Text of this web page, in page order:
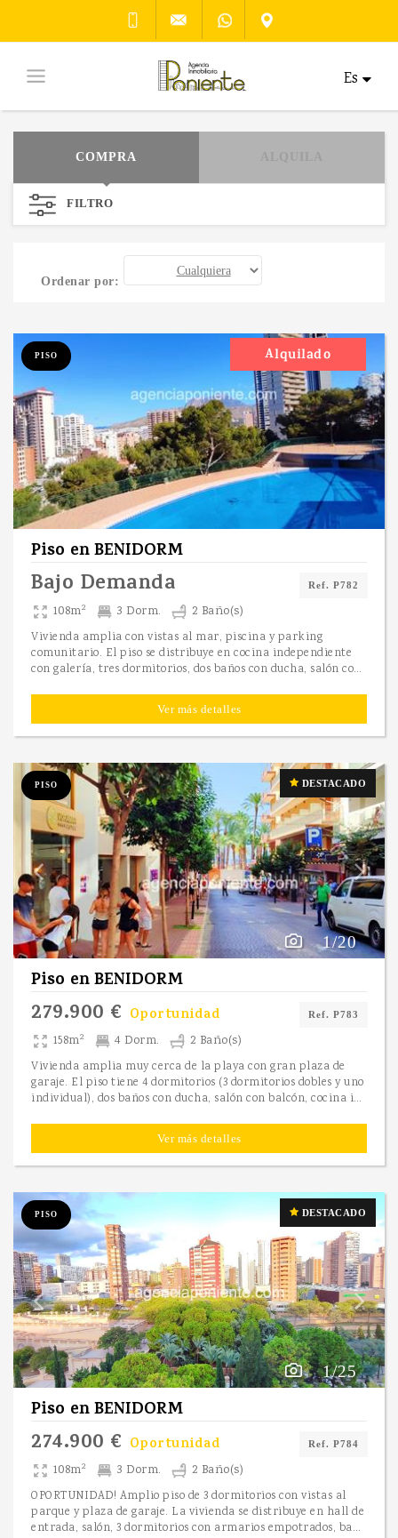
Es
COMPRA
FILTRO
Ordenar por:
PISO Alquilado
Ref. P782
Piso enBENIDORM
Bajo Demanda
108m2 3 Dorm. 2 Baño(s)
Vivienda amplia con vistas al mar, piscina y parking
comunitario. El piso se distribuye en cocina independiente
con galería, tres dormitorios, dos baños con ducha, salón con vistas al mar, parking comunitario y piscina. La vivienda es perfecta para vivir en Benidorm, cerca de supermercados, tiendas... y de todos los servicios. Contacte para visitarla.
Ver más detalles
PISO DESTACADO
1/20
Ref. P783
Piso enBENIDORM
279.900 € Oportunidad
158m2 4 Dorm. 2 Baño(s)
Vivienda amplia muy cerca de la playa con gran plaza de
garaje. El piso tiene 4 dormitorios (3 dormitorios dobles y uno
individual), dos baños con ducha, salón con balcón, cocina independiente (con posibilidad de hacer la cocina abierta junto al salón), balcón y plaza de garaje muy grande y fácil de aparcar ubicada en el mismo edificio, por lo que es muy cómoda. La vivienda está en una excelente ubicación, muy cerca de la playa, de supermercados, tiendas.. . Contacte para visitarlo.
Ver más detalles
PISO DESTACADO
1/25
Ref. P784
Piso enBENIDORM
274.900 € Oportunidad
108m2 3 Dorm. 2 Baño(s)
OPORTUNIDAD! Amplio piso de 3 dormitorios con vistas al
parque y plaza de garaje. La vivienda se distribuye en hall de
entrada, salón, 3 dormitorios con armarios empotrados, baño y aseo (uno de ellos en suite, dentro del dormitorio principal), cocina con amplia galería y plaza de garaje numerada en el mismo edificio. El piso tiene vistas al parque de l´aigüera y esta ubicado cerca de supermercados (mercadona, consum... ), tiendas, ambulatorio... , el piso es perfecto para vivir o disfrutar de Benidorm. Contacte para visitarlo.